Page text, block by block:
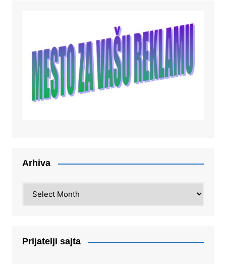
Arhiva
Prijatelji sajta